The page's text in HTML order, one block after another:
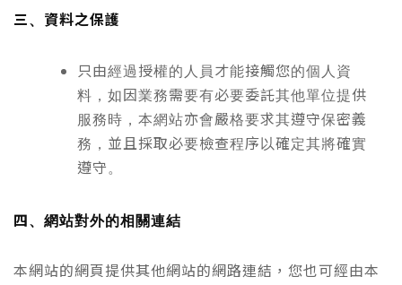
三、資料之保護
只由經過授權的人員才能接觸您的個人資
料，如因業務需要有必要委託其他單位提供
服務時，本網站亦會嚴格要求其遵守保密義
務，並且採取必要檢查程序以確定其將確實
遵守。
四、網站對外的相關連結
本網站的網頁提供其他網站的網路連結，您也可經由本